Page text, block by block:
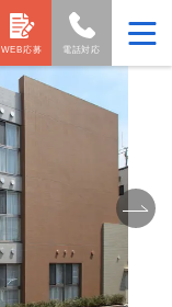
電話対応
WEB応募